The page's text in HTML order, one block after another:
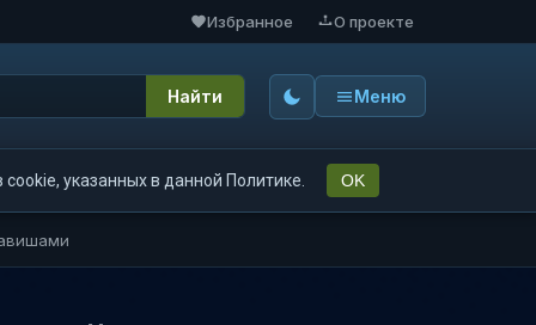
Избранное О проекте
Найти Меню
указанных в данной Политике. OK